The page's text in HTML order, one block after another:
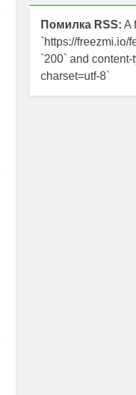
Помилка RSS: A
`https://freezmi.io/
`200` and content-
charset=utf-8`